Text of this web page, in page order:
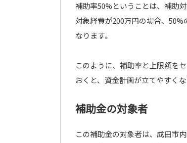
補助率50%ということは、補助
対象経費が200万円の場合、
なります。
このように、補助率と上限額を
おくと、資金計画が立てやすくな
補助金の対象者
この補助金の対象者は、成田市